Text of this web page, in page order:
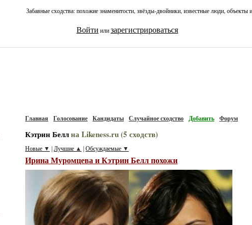
Забавные сходства: похожие знаменитости, звёзды-двойники, известные люди, объекты
Войти или зарегистрироваться
Главная Голосование Кандидаты Случайное сходство Добавить Форум
Кэтрин Беллна Likeness.ru (5 сходств)
Новые ▼ Лучшие ▲ Обсуждаемые ▼
Ирина Муромцева и Кэтрин Белл похожи